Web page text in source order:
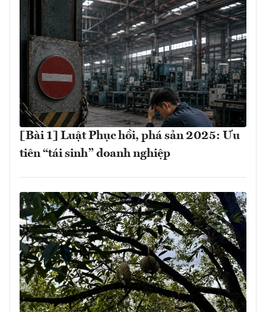
[Bài 1] Luật Phục hồi, phá sản 2025: Ưu
tiên “tái sinh” doanh nghiệp